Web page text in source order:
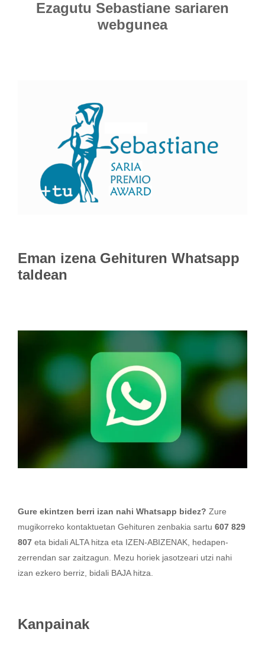
Ezagutu Sebastiane sariaren
webgunea
Eman izena Gehituren Whatsapp
taldean
Gure ekintzen berri izan nahi Whatsapp bidez? Zure
mugikorreko kontaktuetan Gehituren zenbakia sartu 607 829
807 eta bidali ALTA hitza eta IZEN-ABIZENAK, hedapen-
zerrendan sar zaitzagun. Mezu horiek jasotzeari utzi nahi
izan ezkero berriz, bidali BAJA hitza.
Kanpainak